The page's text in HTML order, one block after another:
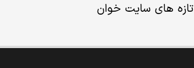
تازه های سایت خوان